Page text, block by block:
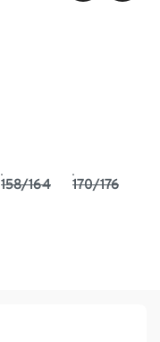
158/164 170/176